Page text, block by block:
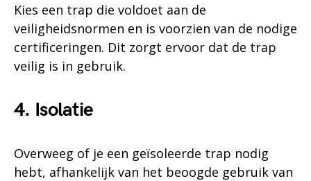
Kies een trap die voldoet aan de
veiligheidsnormen en is voorzien van de nodige
certificeringen. Dit zorgt ervoor dat de trap
veilig is in gebruik.
4. Isolatie
Overweeg of je een geïsoleerde trap nodig
hebt, afhankelijk van het beoogde gebruik van